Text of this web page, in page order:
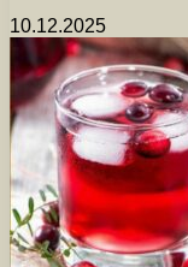
10.12.2025